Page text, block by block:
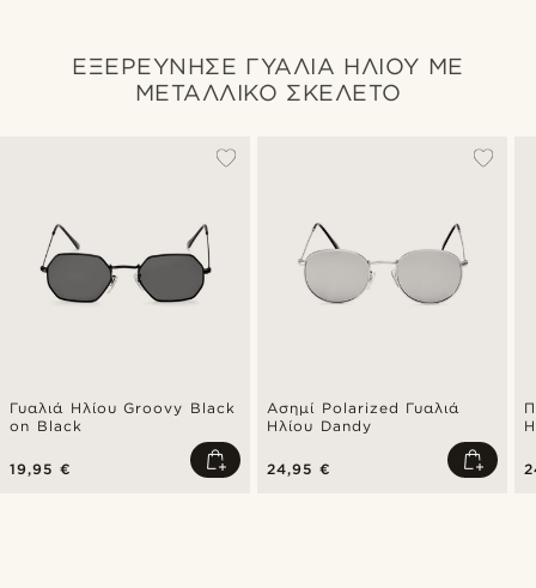
ΕΞΕΡΕΥΝΗΣΕ ΓΥΑΛΙΑ ΗΛΙΟΥ ΜΕ
ΜΕΤΑΛΛΙΚΟ ΣΚΕΛΕΤΟ
Γυαλιά Ηλίου Groovy Black
on Black
19,95 €
Ασημί Polarized Γυαλιά
Ηλίου Dandy
24,95 €